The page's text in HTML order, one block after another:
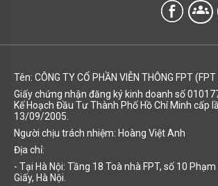
groups
Tên: CÔNG TY CỔ PHẦN VIỄN THÔNG FPT (FPT
Giấy chứng nhận đăng ký kinh doanh số
Kế Hoạch Đầu Tư Thành Phố Hồ Chí Minh cấp
13/09/2005.
Người chịu trách nhiệm: Hoàng Việt Anh
Địa chỉ:
- Tại Hà Nội: Tầng 18 Toà nhà FPT, số 10
Giấy, Hà Nội.